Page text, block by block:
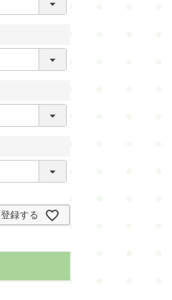
録する